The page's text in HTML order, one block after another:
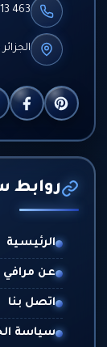
463
روابط
الرئيسية
عن مرافي
اتصل بنا
سياسة